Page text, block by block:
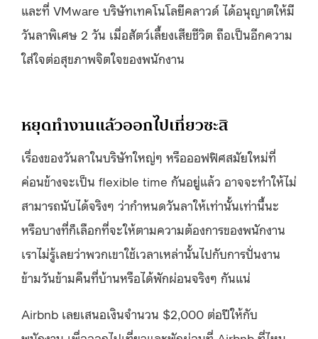
และที่ VMware บริษัทเทคโนโลยีคลาวด์ ได้อนุญาตให้มี
วันลาพิเศษ 2 วัน เมื่อสัตว์เลี้ยงเสียชีวิต ถือเป็นอีกความ
ใส่ใจต่อสุขภาพจิตใจของพนักงาน
หยุดทำงานแล้วออกไปเที่ยวซะสิ
เรื่องของวันลาในบริษัทใหญ่ๆ หรือออฟฟิศสมัยใหม่ที่
ค่อนข้างจะเป็น flexible time กันอยู่แล้ว อาจจะทำให้ไม่
สามารถนับได้จริงๆ ว่ากำหนดวันลาให้เท่านั้นเท่านี้นะ
หรือบางที่ก็เลือกที่จะให้ตามความต้องการของพนักงาน
เราไม่รู้เลยว่าพวกเขาใช้เวลาเหล่านั้นไปกับการปั่นงาน
ข้ามวันข้ามคืนที่บ้านหรือได้พักผ่อนจริงๆ กันแน่
Airbnb เลยเสนอเงินจำนวน $2,000 ต่อปีให้กับ